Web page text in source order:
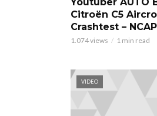
Citroën C5
Crashtest –
1.074 views 1 min read
VIDEO